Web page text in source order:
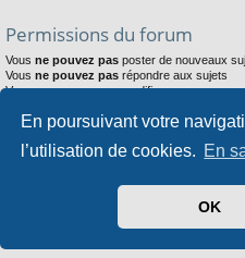
En poursuivant votre
l’utilisation de cookies. En
OK
Permissions du forum
Vous ne pouvez pas poster de nouveaux
Vous ne pouvez pas répondre aux sujets
Vousne pouvez pasmodifier vos messages
Vousne pouvez pasjoindre des fichiers
Accueil Index du forum
Développé parphpBB®
Arty-